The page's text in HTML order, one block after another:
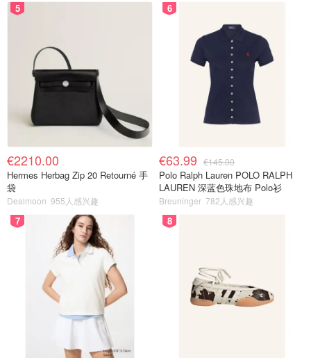
5
€2210.00
Hermes Herbag Zip 20 Retourné 手
袋
Dealmoon 955人感兴趣
6
€63.99 €145.00
Polo Ralph Lauren POLO RALPH
LAUREN 深蓝色珠地布 Polo衫
Breuninger 782人感兴趣
7 8